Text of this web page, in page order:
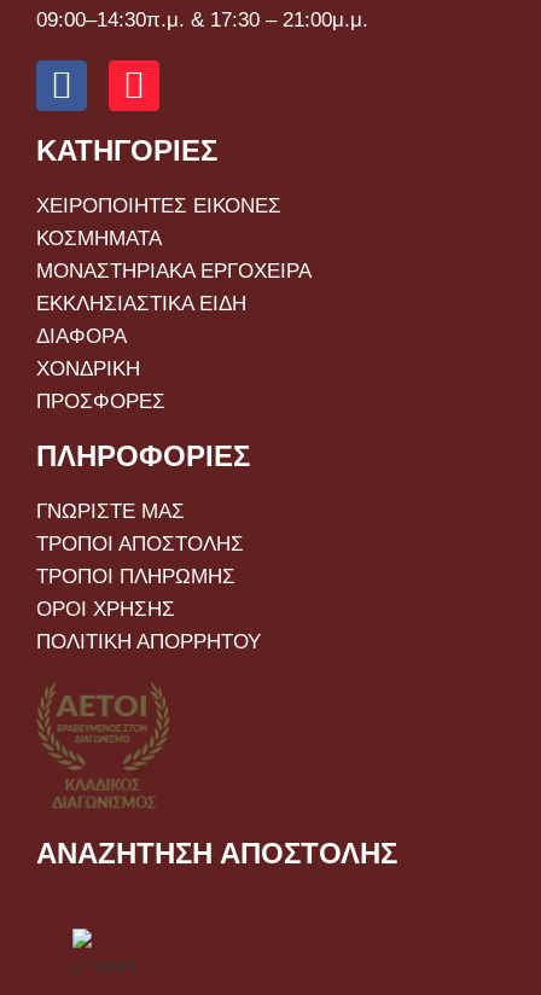
09:00–14:30π.μ. & 17:30 – 21:00μ.μ.
ΚΑΤΗΓΟΡΙΕΣ
ΧΕΙΡΟΠΟΙΗΤΕΣ ΕΙΚΟΝΕΣ
ΚΟΣΜΗΜΑΤΑ
ΜΟΝΑΣΤΗΡΙΑΚΑ ΕΡΓΟΧΕΙΡΑ
ΕΚΚΛΗΣΙΑΣΤΙΚΑ ΕΙΔΗ
ΔΙΑΦΟΡΑ
ΧΟΝΔΡΙΚΗ
ΠΡΟΣΦΟΡΕΣ
ΠΛΗΡΟΦΟΡΙΕΣ
ΓΝΩΡΙΣΤΕ ΜΑΣ
ΤΡΟΠΟΙ ΑΠΟΣΤΟΛΗΣ
ΤΡΟΠΟΙ ΠΛΗΡΩΜΗΣ
ΟΡΟΙ ΧΡΗΣΗΣ
ΠΟΛΙΤΙΚΗ ΑΠΟΡΡΗΤΟΥ
ΑΝΑΖΗΤΗΣΗ ΑΠΟΣΤΟΛΗΣ